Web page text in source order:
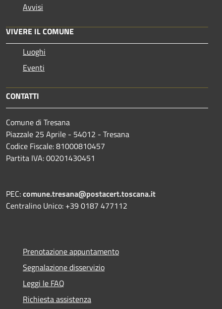
Avvisi
VIVERE IL COMUNE
Luoghi
Eventi
CONTATTI
Comune di Tresana
Piazzale 25 Aprile - 54012 - Tresana
Codice Fiscale: 81000810457
Partita IVA: 00201430451
PEC:comune.tresana@postacert.toscana.it
Centralino Unico: +39 0187 477112
Prenotazione appuntamento
Segnalazione disservizio
Leggi le FAQ
Richiesta assistenza